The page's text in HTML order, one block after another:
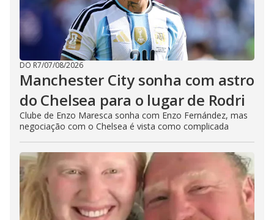
DO R7/07/08/2026
Manchester City sonha com astro
do Chelsea para o lugar de Rodri
Clube de Enzo Maresca sonha com Enzo Fernández, mas
negociação com o Chelsea é vista como complicada